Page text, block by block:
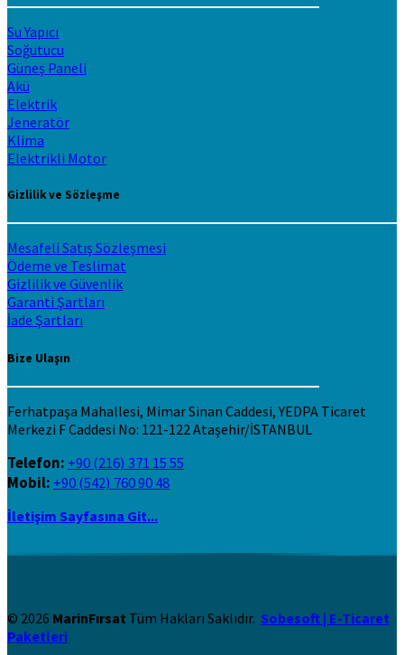
Su Yapıcı
Soğutucu
Güneş Paneli
Akü
Elektrik
Jeneratör
Klima
Elektrikli Motor
Gizlilik ve Sözleşme
Mesafeli Satış Sözleşmesi
Ödeme ve Teslimat
Gizlilik ve Güvenlik
Garanti Şartları
İade Şartları
Bize Ulaşın
Ferhatpaşa Mahallesi, Mimar Sinan Caddesi, YEDPA Ticaret
Merkezi F Caddesi No: 121-122 Ataşehir/İSTANBUL
Telefon: +90 (216) 371 15 55
Mobil: +90 (542) 760 90 48
İletişim Sayfasına Git...
© 2026 MarinFırsat Tüm Hakları Saklıdır. Sobesoft | E-Ticaret
Paketleri